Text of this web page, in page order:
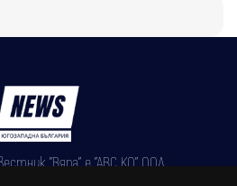
"Вяра" е "АВС КО" ООД,